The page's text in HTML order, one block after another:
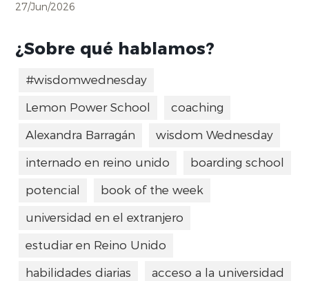
27/Jun/2026
¿Sobre qué hablamos?
#wisdomwednesday
Lemon Power School
coaching
Alexandra Barragán
wisdom Wednesday
internado en reino unido
boarding school
potencial
book of the week
universidad en el extranjero
estudiar en Reino Unido
habilidades diarias
acceso a la universidad